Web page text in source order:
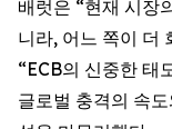
배럿은 “현재 시장
니라, 어느 쪽이 더
“ECB의 신중한 태
글로벌 충격의 속